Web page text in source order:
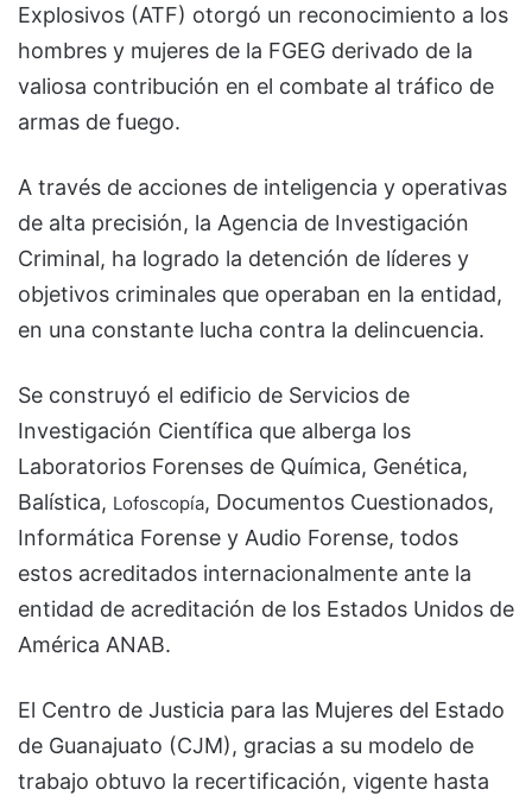
Explosivos (ATF) otorgó un reconocimiento a los
hombres y mujeres de la FGEG derivado de la
valiosa contribución en el combate al tráfico de
armas de fuego.
A través de acciones de inteligencia y operativas
de alta precisión, la Agencia de Investigación
Criminal, ha logrado la detención de líderes y
objetivos criminales que operaban en la entidad,
en una constante lucha contra la delincuencia.
Se construyó el edificio de Servicios de
Investigación Científica que alberga los
Laboratorios Forenses de Química, Genética,
Balística, Lofoscopía, Documentos Cuestionados,
Informática Forense y Audio Forense, todos
estos acreditados internacionalmente ante la
entidad de acreditación de los Estados Unidos de
América ANAB.
El Centro de Justicia para las Mujeres del Estado
de Guanajuato (CJM), gracias a su modelo de
trabajo obtuvo la recertificación, vigente hasta